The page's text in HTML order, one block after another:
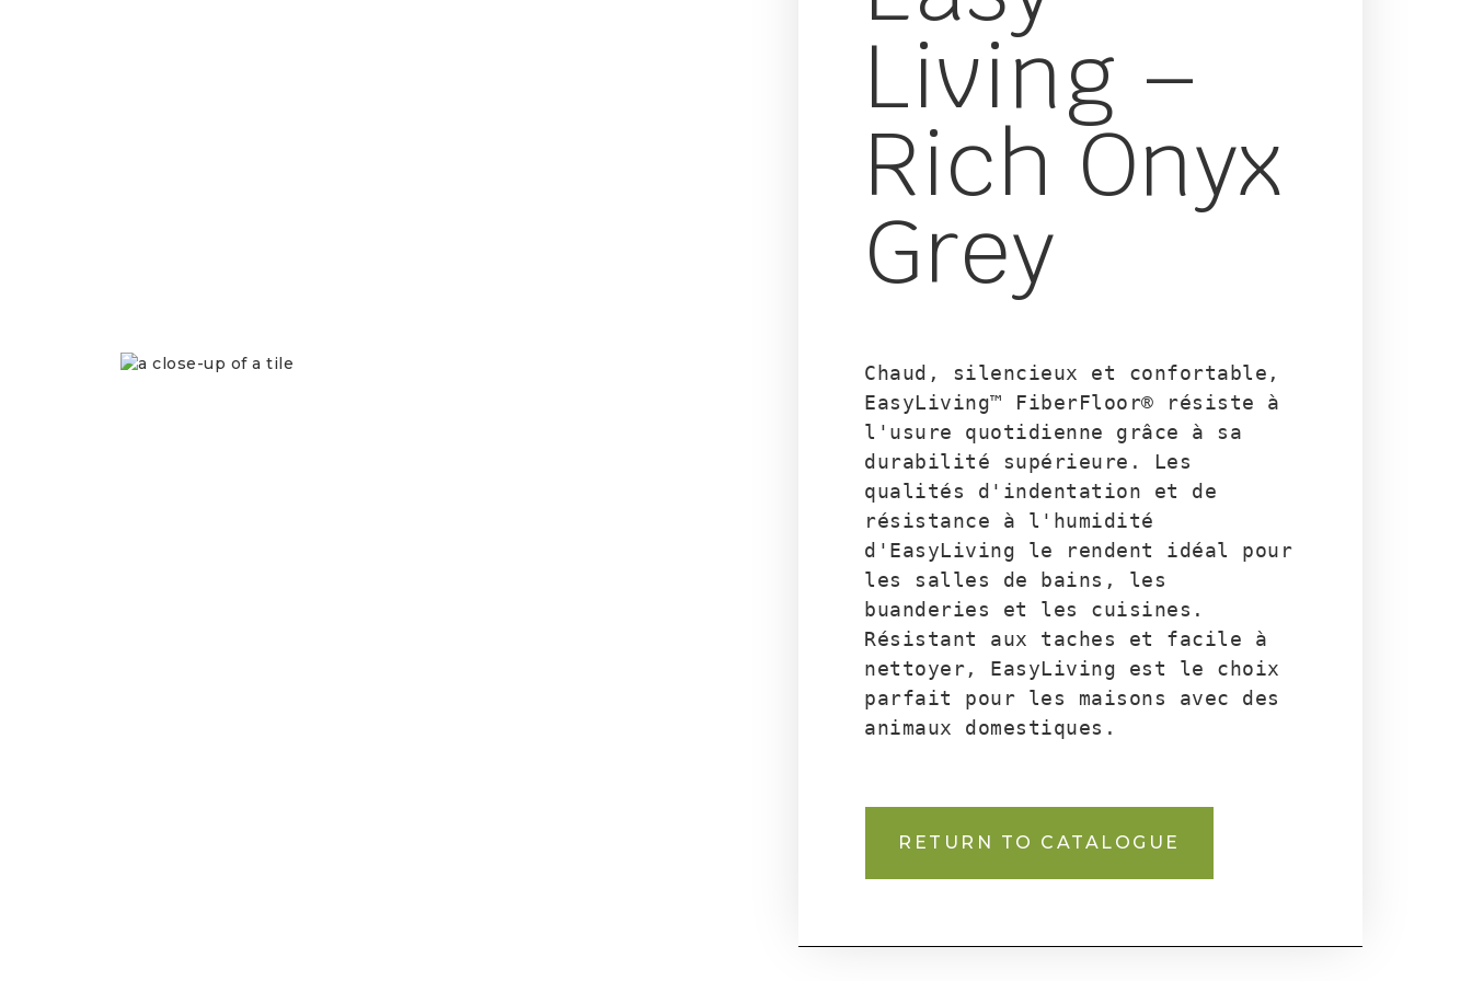
Living –
Rich Onyx
Grey
Chaud, silencieux et confortable,
EasyLiving™ FiberFloor® résiste à
l'usure quotidienne grâce à sa
durabilité supérieure. Les
qualités d'indentation et de
résistance à l'humidité
d'EasyLiving le rendent idéal pour
les salles de bains, les
buanderies et les cuisines.
Résistant aux taches et facile à
nettoyer, EasyLiving est le choix
parfait pour les maisons avec des
animaux domestiques.
RETURN TO CATALOGUE